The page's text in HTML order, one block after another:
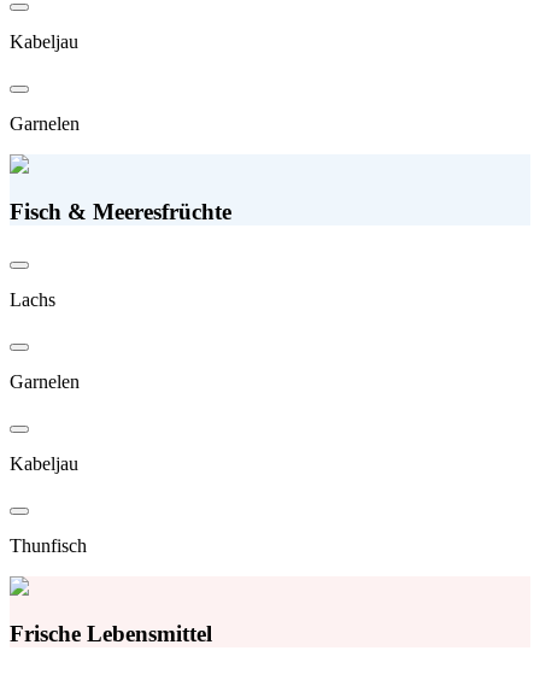
Kabeljau
Garnelen
Fisch & Meeresfrüchte
Lachs
Garnelen
Kabeljau
Thunfisch
Frische Lebensmittel